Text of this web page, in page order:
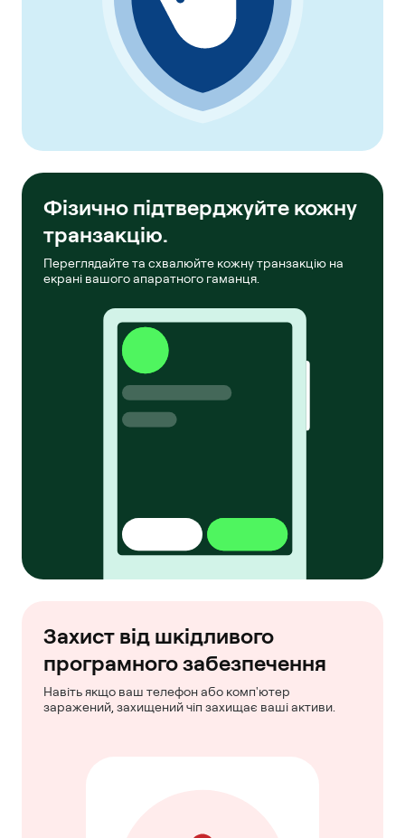
Фізично підтверджуйте кожну
транзакцію.
Переглядайте та схвалюйте кожну транзакцію на
екрані вашого апаратного гаманця.
Захист від шкідливого
програмного забезпечення
Навіть якщо ваш телефон або комп'ютер
заражений, захищений чіп захищає ваші активи.